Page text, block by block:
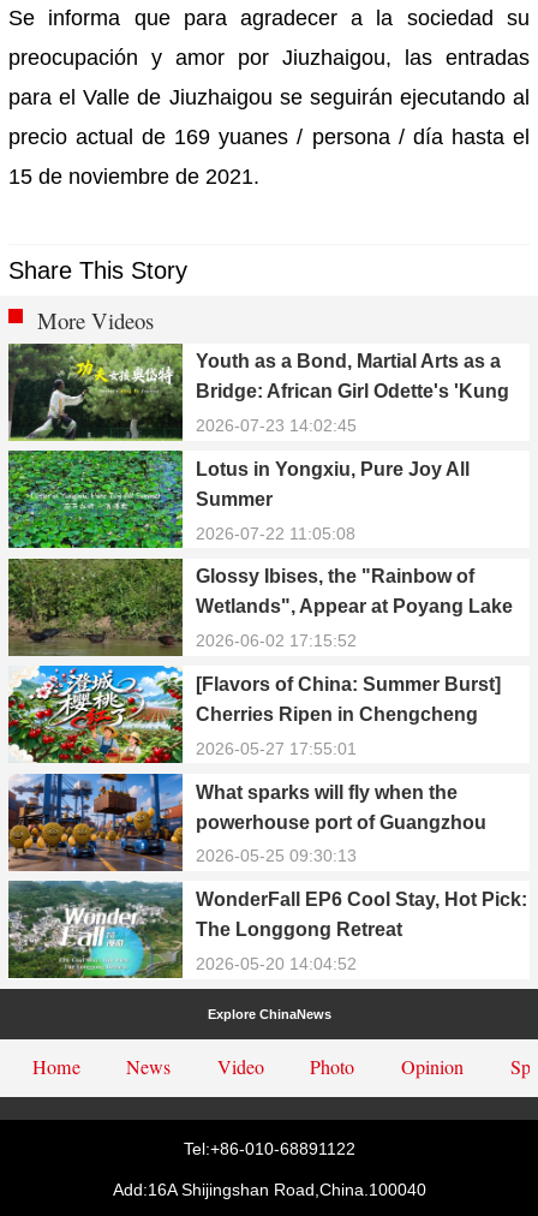
Se informa que para agradecer a la sociedad su
preocupación y amor por Jiuzhaigou, las entradas
para el Valle de Jiuzhaigou se seguirán ejecutando al
precio actual de 169 yuanes / persona / día hasta el
15 de noviembre de 2021.
Share This Story
More Videos
Youth as a Bond, Martial Arts as a
Bridge: African Girl Odette's 'Kung
Fu Dream'
2026-07-23 14:02:45
Lotus in Yongxiu, Pure Joy All
Summer
2026-07-22 11:05:08
Glossy Ibises, the "Rainbow of
Wetlands", Appear at Poyang Lake
in Yongxiu
2026-06-02 17:15:52
[Flavors of China: Summer Burst]
Cherries Ripen in Chengcheng
County
2026-05-27 17:55:01
What sparks will fly when the
powerhouse port of Guangzhou
Nansha meets Thailand’s creamy
2026-05-25 09:30:13
WonderFall EP6 Cool Stay, Hot Pick:
The Longgong Retreat
2026-05-20 14:04:52
Explore ChinaNews
Home News Video Photo Opinion
Tel:+86-010-68891122
Add:16A Shijingshan Road,China.100040